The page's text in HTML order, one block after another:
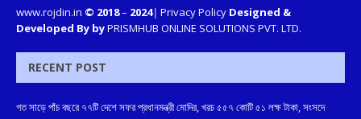
www.rojdin.in © 2018– 2024| Privacy Policy Designed &
Developed By byPRISMHUB ONLINE SOLUTIONS PVT. LTD.
RECENT POST
গত সাড়ে পাঁচ বছরে ৭৭টি দেশে সফর প্রধানমন্ত্রী মোদির, খরচ ৫৫৭ কোটি ৫১ লক্ষ টাকা, সংসদে